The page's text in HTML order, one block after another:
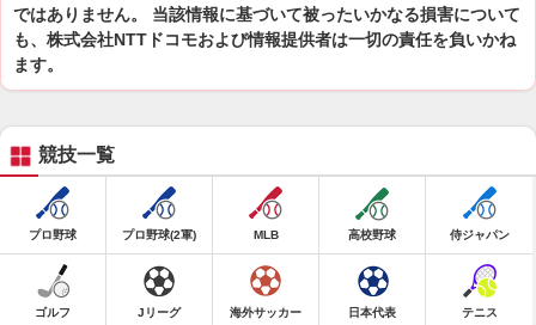
ではありません。 当該情報に基づいて被ったいかなる損害について
も、株式会社NTTドコモおよび情報提供者は一切の責任を負いかね
ます。
競技一覧
プロ野球 プロ野球(2軍) MLB 高校野球 侍ジャパン
ゴルフ Jリーグ 海外サッカー 日本代表 テニス